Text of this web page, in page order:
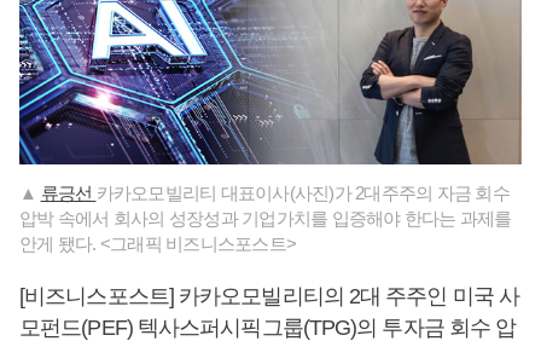
▲ 류긍선 카카오모빌리티 대표이사(사진)가 2대주주의 자금 회수
압박 속에서 회사의 성장성과 기업가치를 입증해야 한다는 과제를
안게 됐다. <그래픽 비즈니스포스트>
[비즈니스포스트] 카카오모빌리티의 2대 주주인 미국 사
모펀드(PEF) 텍사스퍼시픽그룹(TPG)의 투자금 회수 압